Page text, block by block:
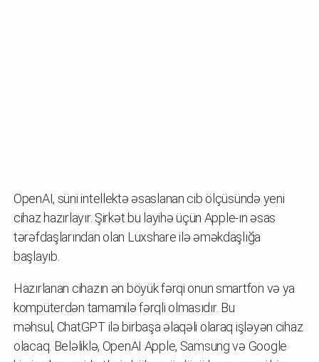
OpenAI, süni intellektə əsaslanan cib ölçüsündə yeni
cihaz hazırlayır. Şirkət bu layihə üçün Apple-ın əsas
tərəfdaşlarından olan Luxshare ilə əməkdaşlığa
başlayıb.
Hazırlanan cihazın ən böyük fərqi onun smartfon və ya
kompüterdən tamamilə fərqli olmasıdır. Bu
məhsul, ChatGPT ilə birbaşa əlaqəli olaraq işləyən cihaz
olacaq. Beləliklə, OpenAI Apple, Samsung və Google